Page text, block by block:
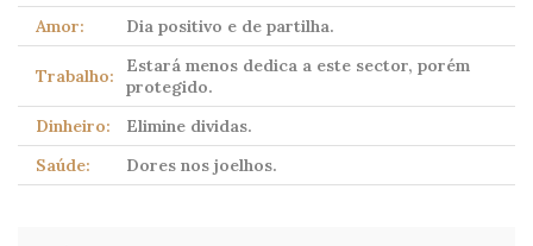
Amor: Dia positivo e de partilha.
Trabalho:
Estará menos dedica a este sector, porém
protegido.
Dinheiro:
Elimine dividas.
Saúde:
Dores nos joelhos.